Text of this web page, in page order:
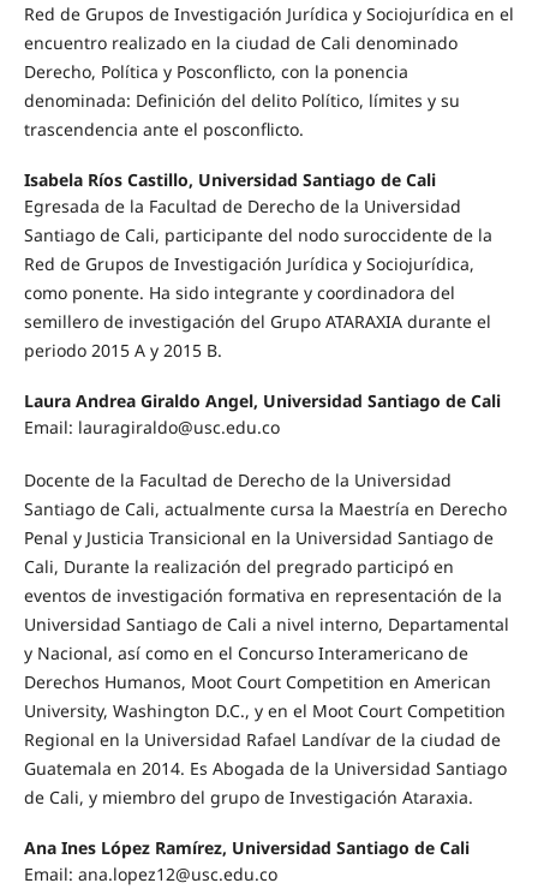
Red de Grupos de Investigación Jurídica y Sociojurídica en el
encuentro realizado en la ciudad de Cali denominado
Derecho, Política y Posconflicto, con la ponencia
denominada: Definición del delito Político, límites y su
trascendencia ante el posconflicto.
Isabela Ríos Castillo, Universidad Santiago de Cali
Egresada de la Facultad de Derecho de la Universidad
Santiago de Cali, participante del nodo suroccidente de la
Red de Grupos de Investigación Jurídica y Sociojurídica,
como ponente. Ha sido integrante y coordinadora del
semillero de investigación del Grupo ATARAXIA durante el
periodo 2015 A y 2015 B.
Laura Andrea Giraldo Angel, Universidad Santiago de Cali
Email: lauragiraldo@usc.edu.co
Docente de la Facultad de Derecho de la Universidad
Santiago de Cali, actualmente cursa la Maestría en Derecho
Penal y Justicia Transicional en la Universidad Santiago de
Cali, Durante la realización del pregrado participó en
eventos de investigación formativa en representación de la
Universidad Santiago de Cali a nivel interno, Departamental
y Nacional, así como en el Concurso Interamericano de
Derechos Humanos, Moot Court Competition en American
University, Washington D.C., y en el Moot Court Competition
Regional en la Universidad Rafael Landívar de la ciudad de
Guatemala en 2014. Es Abogada de la Universidad Santiago
de Cali, y miembro del grupo de Investigación Ataraxia.
Ana Ines López Ramírez, Universidad Santiago de Cali
Email: ana.lopez12@usc.edu.co